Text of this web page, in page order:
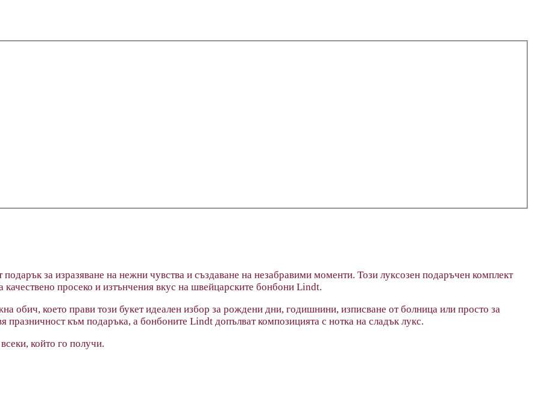
за изразяване на нежни чувства и създаване на незабравими моменти. Този луксозен подаръчен комплект
качествено просеко и изтънчения вкус на швейцарските бонбони Lindt.
обич, което прави този букет идеален избор за рождени дни, годишнини, изписване от болница или просто за
празничност към подаръка, а бонбоните Lindt допълват композицията с нотка на сладък лукс.
който го получи.